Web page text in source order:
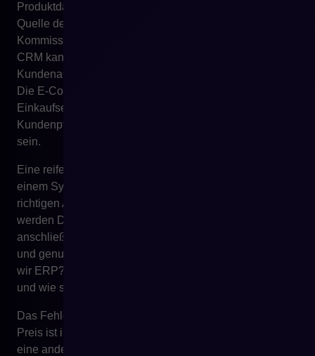
Produktdaten und Katalogcontent sein. WMS kann
Quelle der Wahrheit für reale operative Verfügbarkeit,
Kommissionierung, Reservierungen und Lagerorte sein.
CRM kann Quelle der Wahrheit für Handelsbeziehung,
Kundenaktivität und die Arbeit des Vertriebsteams sein.
Die E-Commerce-Plattform kann Quelle von
Einkaufsereignissen, Warenkörben, Anfragen,
Kundenpfaden und Interaktionen im digitalen Kanal
sein.
Eine reife Architektur besteht daher nicht darin, alles in
einem System zu zentralisieren, sondern in einer
richtigen Aufteilung der Verantwortlichkeiten. Dadurch
werden Daten dort verwaltet, wo es sinnvoll ist, und
anschließend im gesamten Ökosystem synchronisiert
und genutzt. Entscheidend wird nicht die Frage „haben
wir ERP?“, sondern „wissen wir, woher Daten stammen
und wie sie zwischen Systemen fließen?“.
Das Fehlen eines solchen Modells führt zu Chaos. Der
Preis ist im ERP anders als im Shop. Das Produkt hat
eine andere Beschreibung im PIM und auf dem